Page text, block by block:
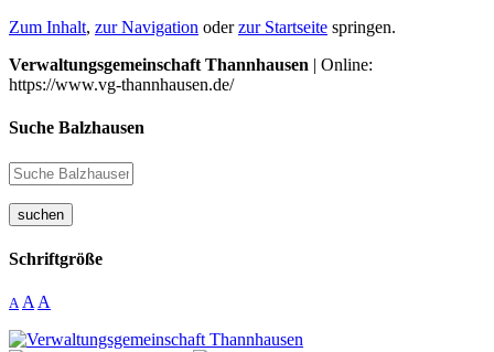
Zum Inhalt, zur Navigation oderzur Startseite springen.
Verwaltungsgemeinschaft Thannhausen | Online:
https://www.vg-thannhausen.de/
Suche Balzhausen
suchen
Schriftgröße
A A A